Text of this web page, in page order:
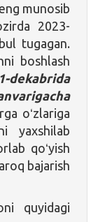
munosib
2023-
tugagan.
boshlash
dekabrida
oʻzlariga
yaxshilab
qoʻyish
bajarish
quyidagi